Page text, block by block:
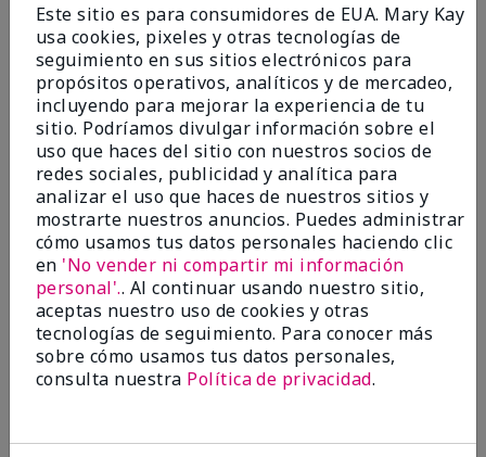
Más de $18 millones donados a nivel
global desde 2008 para impulsar la
investigación contra el cáncer, erradicar
la violencia doméstica, promover el
empoderamiento económico y
transformar comunidades.
Este sitio es para consumidores de EUA. Mary Kay
usa cookies, pixeles y otras tecnologías de
seguimiento en sus sitios electrónicos para
propósitos operativos, analíticos y de mercadeo,
incluyendo para mejorar la experiencia de tu
sitio. Podríamos divulgar información sobre el
uso que haces del sitio con nuestros socios de
redes sociales, publicidad y analítica para
analizar el uso que haces de nuestros sitios y
mostrarte nuestros anuncios. Puedes administrar
cómo usamos tus datos personales haciendo clic
en 'No vender ni compartir mi información
personal'.. Al continuar usando nuestro sitio,
aceptas nuestro uso de cookies y otras
tecnologías de seguimiento. Para conocer más
sobre cómo usamos tus datos personales,
consulta nuestra Política de privacidad.